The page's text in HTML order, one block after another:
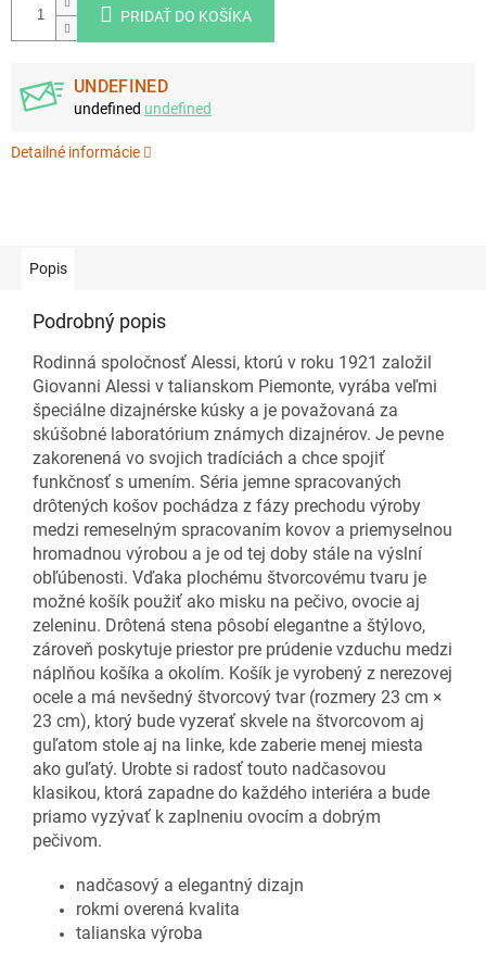
PRIDAŤ DO KOŠÍKA
UNDEFINED
undefined undefined
Detailné informácie
Popis
Podrobný popis
Rodinná spoločnosť Alessi, ktorú v roku 1921 založil
Giovanni Alessi v talianskom Piemonte, vyrába veľmi
špeciálne dizajnérske kúsky a je považovaná za
skúšobné laboratórium známych dizajnérov. Je pevne
zakorenená vo svojich tradíciách a chce spojiť
funkčnosť s umením. Séria jemne spracovaných
drôtených košov pochádza z fázy prechodu výroby
medzi remeselným spracovaním kovov a priemyselnou
hromadnou výrobou a je od tej doby stále na výslní
obľúbenosti. Vďaka plochému štvorcovému tvaru je
možné košík použiť ako misku na pečivo, ovocie aj
zeleninu. Drôtená stena pôsobí elegantne a štýlovo,
zároveň poskytuje priestor pre prúdenie vzduchu medzi
náplňou košíka a okolím. Košík je vyrobený z nerezovej
ocele a má nevšedný štvorcový tvar (rozmery 23 cm ×
23 cm), ktorý bude vyzerať skvele na štvorcovom aj
guľatom stole aj na linke, kde zaberie menej miesta
ako guľatý. Urobte si radosť touto nadčasovou
klasikou, ktorá zapadne do každého interiéra a bude
priamo vyzývať k zaplneniu ovocím a dobrým
pečivom.
nadčasový a elegantný dizajn
rokmi overená kvalita
talianska výroba